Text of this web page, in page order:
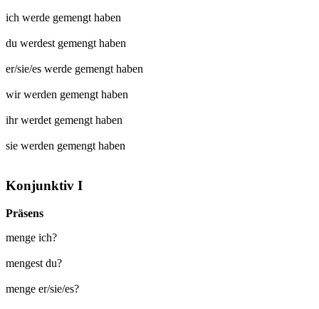
ich werde gemengt haben
du werdest gemengt haben
er/sie/es werde gemengt haben
wir werden gemengt haben
ihr werdet gemengt haben
sie werden gemengt haben
Konjunktiv I
Präsens
menge ich?
mengest du?
menge er/sie/es?